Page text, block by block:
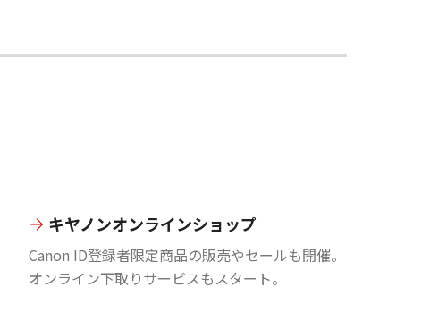
キヤノンオンラインショップ
Canon ID登録者限定商品の販売やセールも開催。
オンライン下取りサービスもスタート。